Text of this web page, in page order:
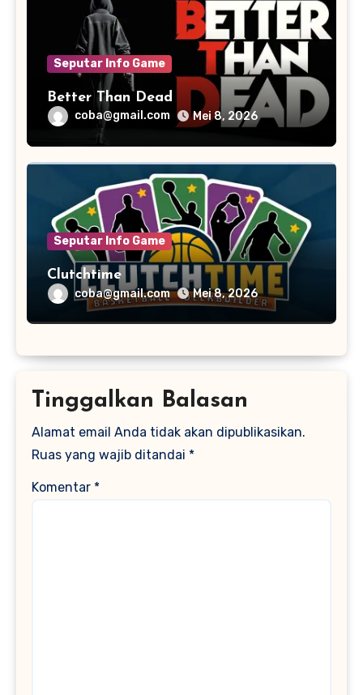
Seputar Info Game
Better Than Dead
coba@gmail.com Mei 8, 2026
Seputar Info Game
Clutchtime
coba@gmail.com Mei 8, 2026
Tinggalkan Balasan
Alamat email Anda tidak akan dipublikasikan.
Ruas yang wajib ditandai *
Komentar *